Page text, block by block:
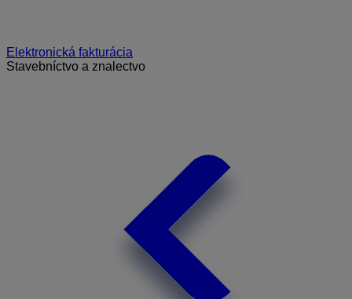
Elektronická fakturácia
Stavebníctvo a znalectvo